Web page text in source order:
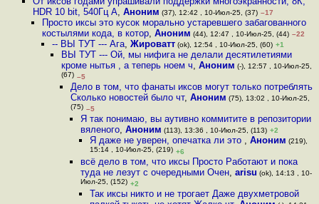
HDR 10 bit, 540Гц А, Аноним (37), 12:42 , 10-Июл-25, (37) –17
Просто иксы это кусок морально устаревшего забагованного
костылями кода, в котор,Аноним (44), 12:47 , 10-Июл-25, (44) –22
-- ВЫ ТУТ --- Ага, Жироватт(ok), 12:54 , 10-Июл-25, (60) +1
ВЫ ТУТ --- Ой, мы нифига не делали десятилетиями
кроме нытья , а теперь ноем ч, Аноним (-), 12:57 , 10-Июл-25,
(67) –5
Дело в том, что фанаты иксов могут только потреблять
Сколько новостей было чт,Аноним (75), 13:02 , 10-Июл-25,
(75) –5
Я так понимаю, вы аутивно коммитите в репозитории
вяленого, Аноним (113), 13:36 , 10-Июл-25, (113) +2
Я даже не уверен, опечатка ли это , Аноним (219),
15:14 , 10-Июл-25, (219) +6
всё дело в том, что иксы Просто Работают и пока
туда не лезут с очередными Очен, arisu (ok), 14:13 , 10-
Июл-25, (152) +2
Так иксы никто и не трогает Даже двухметровой